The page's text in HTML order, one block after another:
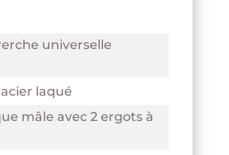
universelle
laqué
mâle avec 2 ergots à